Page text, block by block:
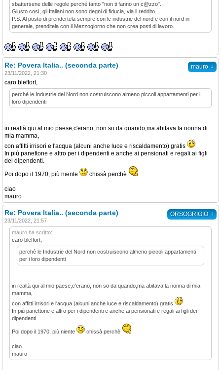
sbattersene delle regole perché tanto "non ti fanno un c@zzo".
Giusto così, gli Italiani non sono degni di fiducia, via il reddito.
P.S. Al posto di prendertela sempre con le industrie del nord e con il nord in
generale, prenditela con il Mezzogiorno che non crea posti di lavoro.
mauro ↓
Re: Povera Italia.. (seconda parte)
23/11/2022, 21:30
caro bleffort,
perchè le Industrie del Nord non costruiscono almeno piccoli appartamenti per i
loro dipendenti
in realtà qui al mio paese,c'erano, non so da quando,ma abitava la nonna di
mia mamma,
con affitti irrisori e l'acqua (alcuni anche luce e riscaldamento) gratis
In più panettone e altro per i dipendenti e anche ai pensionati e regali ai figli
dei dipendenti.
Poi dopo il 1970, più niente
chissà perchè
ciao
mauro
ORSOGRIGIO ↓
Re: Povera Italia.. (seconda parte)
23/11/2022, 21:57
mauro ha scritto:
caro bleffort,
perchè le Industrie del Nord non costruiscono almeno piccoli appartamenti
per i loro dipendenti
in realtà qui al mio paese,c'erano, non so da quando,ma abitava la nonna di mia
mamma,
con affitti irrisori e l'acqua (alcuni anche luce e riscaldamento) gratis
In più panettone e altro per i dipendenti e anche ai pensionati e regali ai figli dei
dipendenti.
Poi dopo il 1970, più niente chissà perchè
ciao
mauro